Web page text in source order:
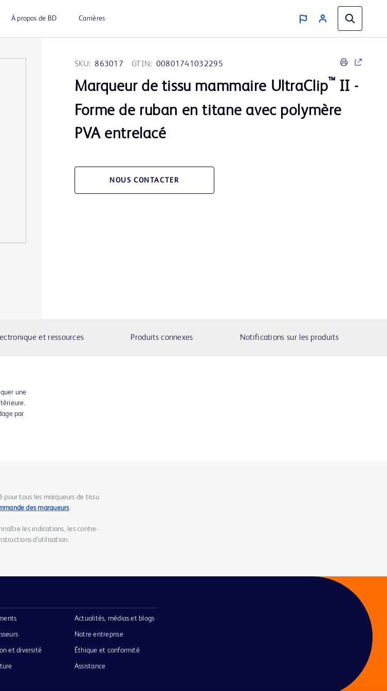
À propos de BD Carrières
SKU: 863017 GTIN: 00801741032295
Marqueur de tissu mammaire UltraClip™ II -
Forme de ruban en titane avec polymère
PVA entrelacé
NOUS CONTACTER
et ressources Produits connexes Notifications sur les produits
une
par
tous les marqueurs de tissu
des marqueurs.
les indications, les contre-
d’utilisation.
et diversité
Actualités, médias et blogs
Notre entreprise
Éthique et conformité
Assistance